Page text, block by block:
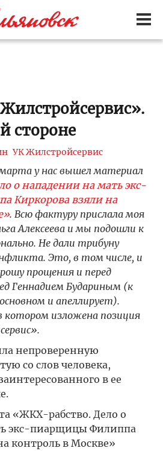
стороне
УК Жилстройсервис
у нас вышел материал
о нападении на мать экс-
Киркорова взяли на
. Всю фактуру прислала моя
Алексеева и мы подошли к
Не дали трибуну
Это, в том числе, и
прощения и перед
Геннадием Будариным (к
и апеллирует).
котором изложена позиция
непроверенную
со слов человека,
в ее
«ЖКХ-рабство. Дело о
экс-пиарщицы Филиппа
контроль в Москве»